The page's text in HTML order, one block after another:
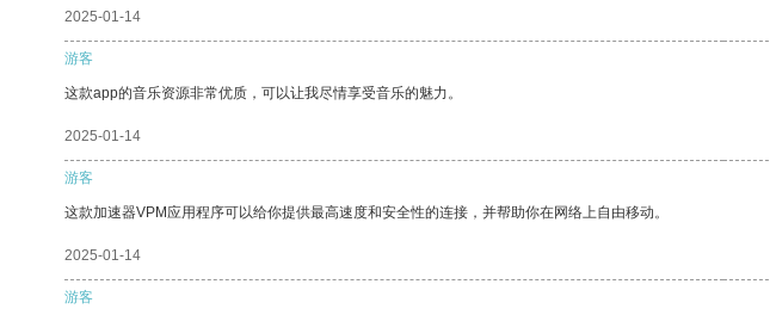
2025-01-14
游客
这款app的音乐资源非常优质，可以让我尽情享受音乐的魅力。
2025-01-14
游客
这款加速器VPM应用程序可以给你提供最高速度和安全性的连接，并帮助你在网络上自由移动。
2025-01-14
游客